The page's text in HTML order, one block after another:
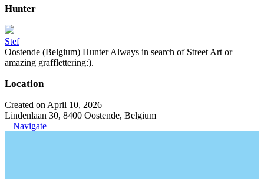
Hunter
Stef
Oostende (Belgium) Hunter Always in search of Street Art or
amazing grafflettering:).
Location
Created on April 10, 2026
Lindenlaan 30, 8400 Oostende, Belgium
Navigate